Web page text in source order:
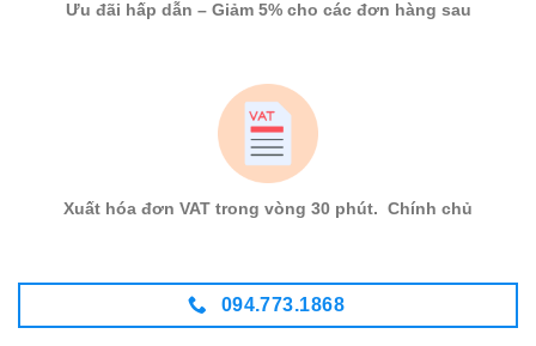
Ưu đãi hấp dẫn – Giảm 5% cho các đơn hàng sau
Xuất hóa đơn VAT trong vòng 30 phút. Chính chủ
094.773.1868